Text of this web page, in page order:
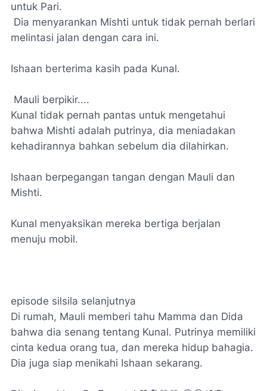
untuk Pari.
Dia menyarankan Mishti untuk tidak pernah berlari
melintasi jalan dengan cara ini.
Ishaan berterima kasih pada Kunal.
Mauli berpikir....
Kunal tidak pernah pantas untuk mengetahui
bahwa Mishti adalah putrinya, dia meniadakan
kehadirannya bahkan sebelum dia dilahirkan.
Ishaan berpegangan tangan dengan Mauli dan
Mishti.
Kunal menyaksikan mereka bertiga berjalan
menuju mobil.
episode silsila selanjutnya
Di rumah, Mauli memberi tahu Mamma dan Dida
bahwa dia senang tentang Kunal. Putrinya memiliki
cinta kedua orang tua, dan mereka hidup bahagia.
Dia juga siap menikahi Ishaan sekarang.